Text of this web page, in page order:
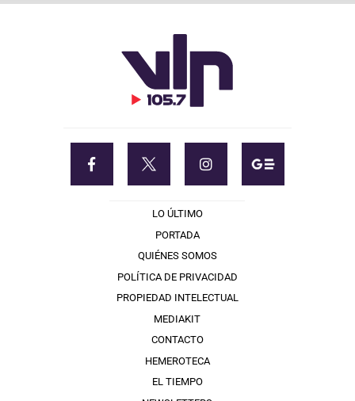
LO ÚLTIMO
PORTADA
QUIÉNES SOMOS
POLÍTICA DE PRIVACIDAD
PROPIEDAD INTELECTUAL
MEDIAKIT
CONTACTO
HEMEROTECA
EL TIEMPO